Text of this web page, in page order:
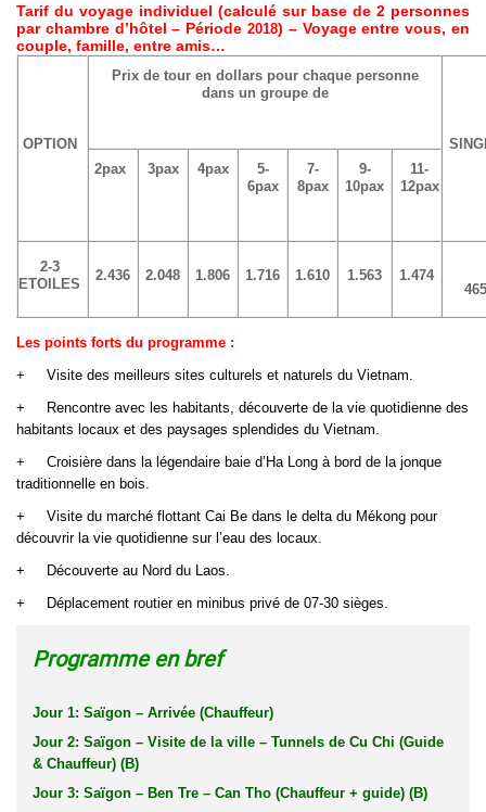
Tarif du voyage individuel (calculé sur base de 2 personnes
par chambre d’hôtel – Période2018) – Voyage entre vous, en
couple, famille, entre amis…
OPTION
Prix de tour en dollars pour chaque personne
dans un groupe de
2pax
3pax 4pax
5-
6pax
7-
8pax
9-
10pax
11-
12pax
2-3
ETOILES
2.436 2.048 1.806 1.716 1.610 1.563
1.474
465
Les points forts du programme :
+ Visite des meilleurs sites culturels et naturels du Vietnam.
+ Rencontre avec les habitants, découverte de la vie quotidienne des
habitants locaux et des paysages splendides du Vietnam.
+ Croisière dans la légendaire baie d’Ha Long à bord de la jonque
traditionnelle en bois.
+ Visite du marché flottant Cai Be dans le delta du Mékong pour
découvrir la vie quotidienne sur l’eau des locaux.
+ Découverte au Nord du Laos.
+ Déplacement routier en minibus privé de 07-30 sièges.
Programme en bref
Jour 1: Saïgon – Arrivée (Chauffeur)
Jour 2: Saïgon – Visite de la ville – Tunnels de Cu Chi (Guide
& Chauffeur) (B)
Jour 3: Saïgon – Ben Tre – Can Tho (Chauffeur + guide) (B)